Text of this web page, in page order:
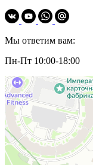
Мы ответим вам:
Пн-Пт 10:00-18:00